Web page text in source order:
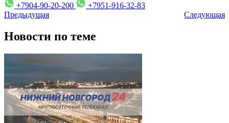
+7904-90-20-200
+7951-916-32-83
Предыдущая
Следующая
Новости по теме